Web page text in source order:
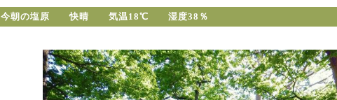
今朝の塩原 快晴 気温18℃ 湿度38％